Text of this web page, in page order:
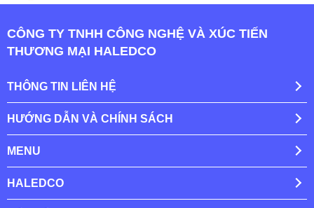
CÔNG TY TNHH CÔNG NGHỆ VÀ XÚC TIẾN
THƯƠNG MẠI HALEDCO
THÔNG TIN LIÊN HỆ
HƯỚNG DẪN VÀ CHÍNH SÁCH
MENU
HALEDCO